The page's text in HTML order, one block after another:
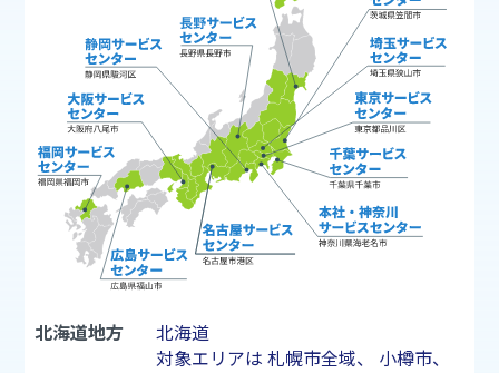
北海道地方
北海道
対象エリアは 札幌市全域、 小樽市、